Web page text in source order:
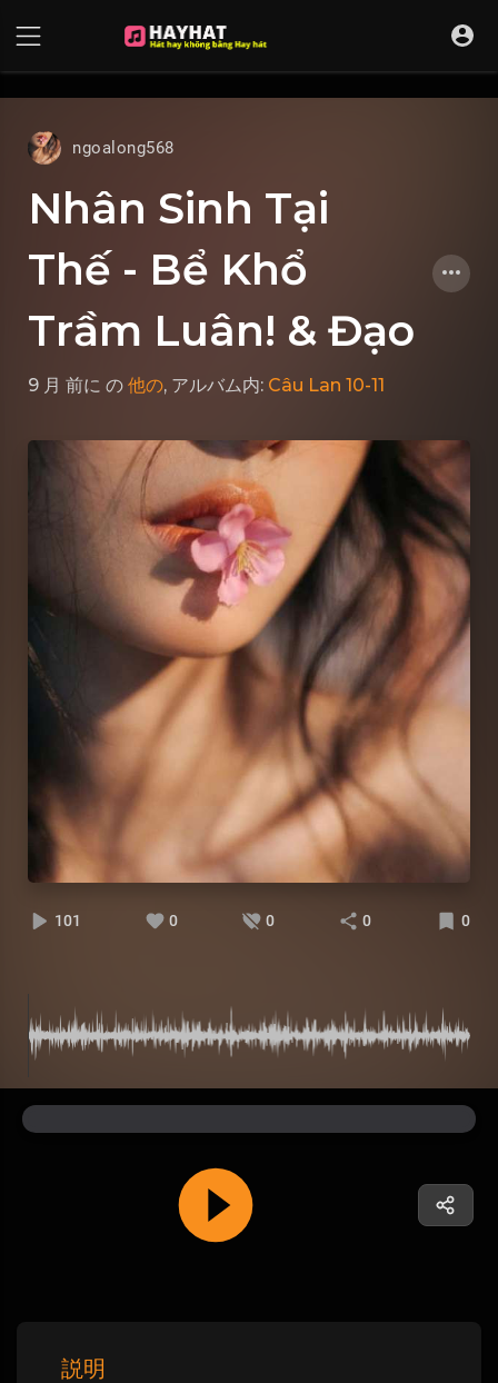
ngoalong568
Nhân Sinh Tại
Thế - Bể Khổ
Trầm Luân! & Đạo
9 月 前に の 他の, アルバム内: Câu Lan 10-11
101 0 0 0 0
説明